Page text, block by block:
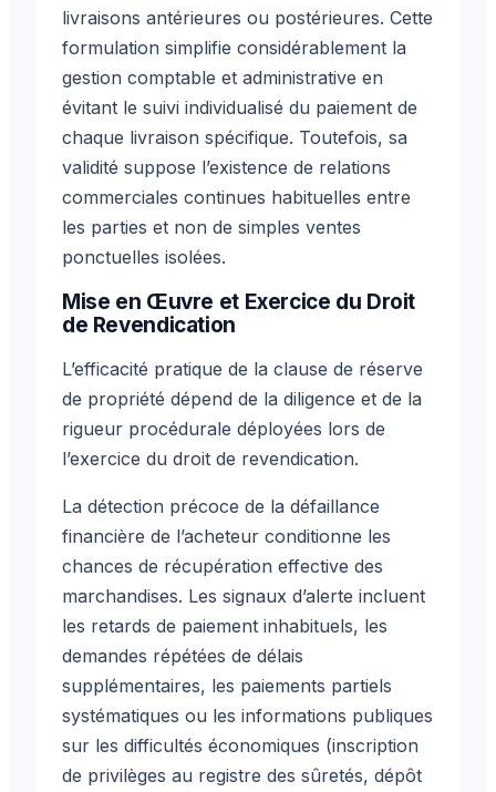
livraisons antérieures ou postérieures. Cette
formulation simplifie considérablement la
gestion comptable et administrative en
évitant le suivi individualisé du paiement de
chaque livraison spécifique. Toutefois, sa
validité suppose l’existence de relations
commerciales continues habituelles entre
les parties et non de simples ventes
ponctuelles isolées.
Mise en Œuvre et Exercice du Droit
de Revendication
L’efficacité pratique de la clause de réserve
de propriété dépend de la diligence et de la
rigueur procédurale déployées lors de
l’exercice du droit de revendication.
La détection précoce de la défaillance
financière de l’acheteur conditionne les
chances de récupération effective des
marchandises. Les signaux d’alerte incluent
les retards de paiement inhabituels, les
demandes répétées de délais
supplémentaires, les paiements partiels
systématiques ou les informations publiques
sur les difficultés économiques (inscription
de privilèges au registre des sûretés, dépôt